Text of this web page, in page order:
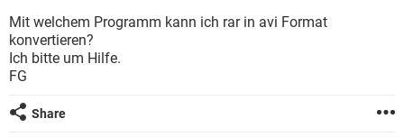
WHATSAPP TIKTOK
FACEBOOK
WINDOWS 10
WHATSAPP
FACEBOOK
Mit welchem Programm kann ich rar in avi Format
konvertieren?
Ich bitte um Hilfe.
FG
Share